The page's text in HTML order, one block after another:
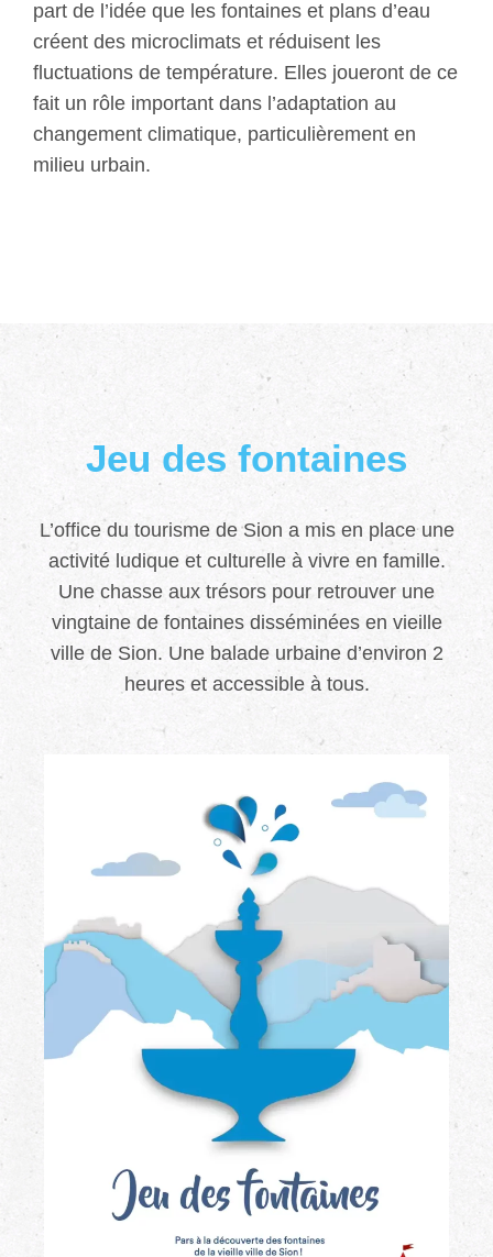
part de l’idée que les fontaines et plans d’eau
créent des microclimats et réduisent les
fluctuations de température. Elles joueront de ce
fait un rôle important dans l’adaptation au
changement climatique, particulièrement en
milieu urbain.
Jeu des fontaines
L’office du tourisme de Sion a mis en place une
activité ludique et culturelle à vivre en famille.
Une chasse aux trésors pour retrouver une
vingtaine de fontaines disséminées en vieille
ville de Sion. Une balade urbaine d’environ 2
heures et accessible à tous.